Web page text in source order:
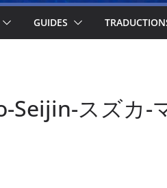
GUIDES
Seijin-スズカ